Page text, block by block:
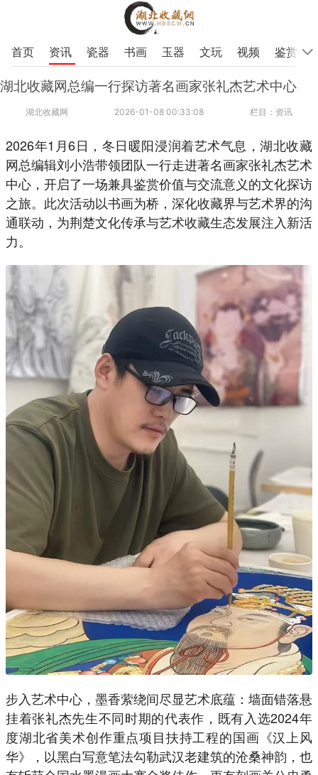
首页 资讯 瓷器 书画 玉器 文玩 视频 鉴赏专
湖北收藏网总编一行探访著名画家张礼杰艺术中心
湖北收藏网 2026-01-08 00:33:08 栏目：资讯
2026年1月6日，冬日暖阳浸润着艺术气息，湖北收藏
网总编辑刘小浩带领团队一行走进著名画家张礼杰艺术
中心，开启了一场兼具鉴赏价值与交流意义的文化探访
之旅。此次活动以书画为桥，深化收藏界与艺术界的沟
通联动，为荆楚文化传承与艺术收藏生态发展注入新活
力。
步入艺术中心，墨香萦绕间尽显艺术底蕴：墙面错落悬
挂着张礼杰先生不同时期的代表作，既有入选2024年
度湖北省美术创作重点项目扶持工程的国画《汉上风
华》，以黑白写意笔法勾勒武汉老建筑的沧桑神韵，也